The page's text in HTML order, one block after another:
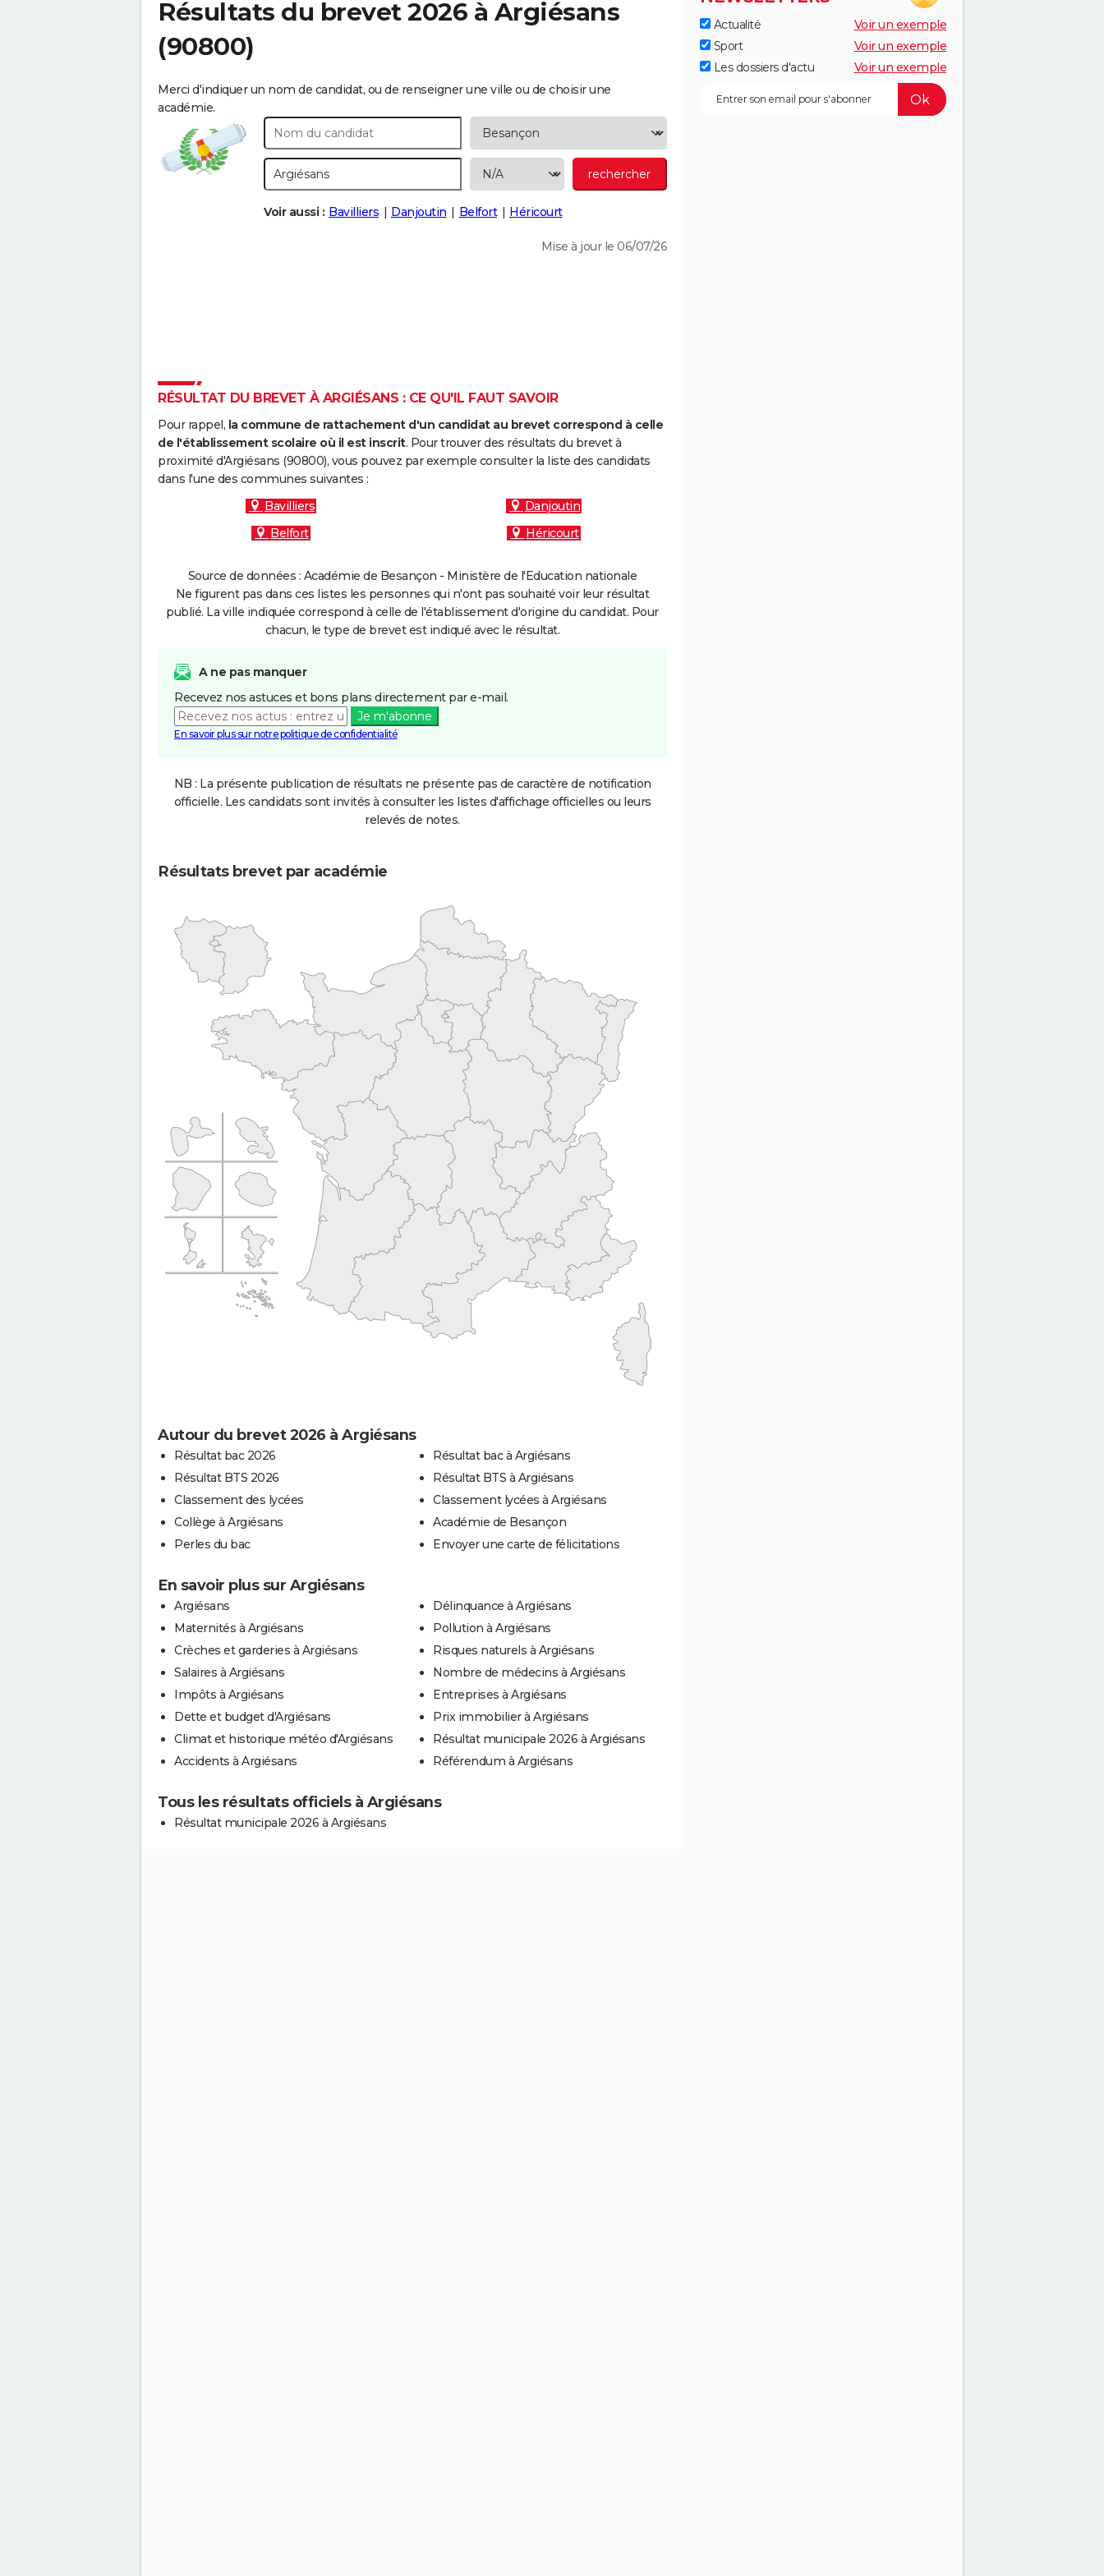
Résultats du brevet 2026 à Argiésans
(90800)
Merci d'indiquer un nom de candidat, ou de renseigner une ville ou de choisir une
académie.
Voir aussi : Bavilliers Danjoutin Belfort Héricourt
Mise à jour le 06/07/26
RÉSULTAT DU BREVET À ARGIÉSANS : CE QU'IL FAUT SAVOIR
Pour rappel, la commune de rattachement d'un candidat au brevet correspond à celle
de l'établissement scolaire où il est inscrit. Pour trouver des résultats du brevet à
proximité d'Argiésans (90800), vous pouvez par exemple consulter la liste des candidats
dans l'une des communes suivantes :
Bavilliers
Danjoutin
Belfort
Héricourt
Source de données : Académie de Besançon - Ministère de l'Education nationale
Ne figurent pas dans ces listes les personnes qui n'ont pas souhaité voir leur résultat
publié. La ville indiquée correspond à celle de l'établissement d'origine du candidat. Pour
chacun, le type de brevet est indiqué avec le résultat.
A ne pas manquer
Recevez nos astuces et bons plans directement par e-mail.
Je m'abonne
En savoir plus sur notre politique de confidentialité
NB : La présente publication de résultats ne présente pas de caractère de notification
officielle. Les candidats sont invités à consulter les listes d'affichage officielles ou leurs
relevés de notes.
Résultats brevet par académie
Autour du brevet 2026 à Argiésans
Résultat bac 2026
Résultat BTS 2026
Classement des lycées
Collège à Argiésans
Perles du bac
Résultat bac à Argiésans
Résultat BTS à Argiésans
Classement lycées à Argiésans
Académie de Besançon
Envoyer une carte de félicitations
En savoir plus sur Argiésans
Argiésans
Maternités à Argiésans
Crèches et garderies à Argiésans
Salaires à Argiésans
Impôts à Argiésans
Dette et budget d'Argiésans
Climat et historique météo d'Argiésans
Accidents à Argiésans
Délinquance à Argiésans
Pollution à Argiésans
Risques naturels à Argiésans
Nombre de médecins à Argiésans
Entreprises à Argiésans
Prix immobilier à Argiésans
Résultat municipale 2026 à Argiésans
Référendum à Argiésans
Tous les résultats officiels à Argiésans
Résultat municipale 2026 à Argiésans
Actualité
Voir un exemple
Sport
Voir un exemple
Les dossiers d'actu
Voir un exemple